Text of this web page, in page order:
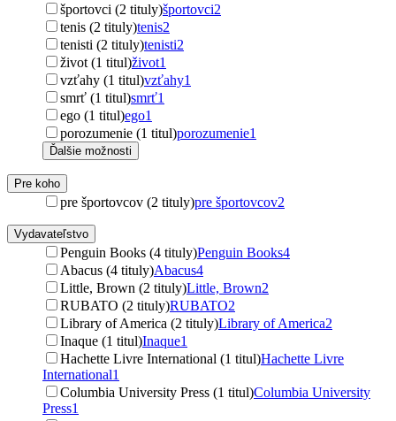
športovci (2 tituly)športovci2
tenis (2 tituly)tenis2
tenisti (2 tituly)tenisti2
život (1 titul)život1
vzťahy (1 titul)vzťahy1
smrť (1 titul)smrť1
ego (1 titul)ego1
porozumenie (1 titul)porozumenie1
Ďalšie možnosti
Pre koho
pre športovcov (2 tituly)pre športovcov2
Vydavateľstvo
Penguin Books (4 tituly)Penguin Books4
Abacus (4 tituly)Abacus4
Little, Brown (2 tituly)Little, Brown2
RUBATO (2 tituly)RUBATO2
Library of America (2 tituly)Library of America2
Inaque (1 titul)Inaque1
Hachette Livre International (1 titul)Hachette Livre
International1
Columbia University Press (1 titul)Columbia University
Press1